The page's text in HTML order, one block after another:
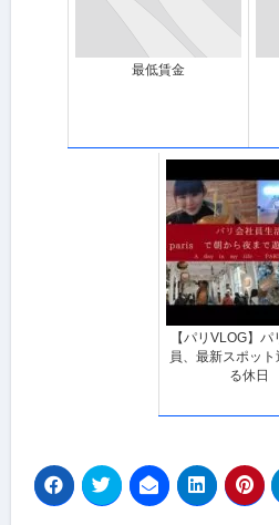
最低賃金
【パリVLOG】パ
員、最新スポッ
る休日